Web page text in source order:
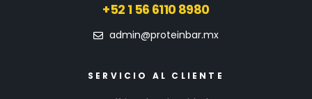
+52 1 56 6110 8980
admin@proteinbar.mx
SERVICIO AL CLIENTE